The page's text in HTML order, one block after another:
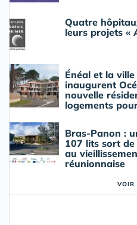
Quatre
leurs projets «
Énéal et la
inaugurent
nouvelle
logements
Bras-Panon :
107 lits sort
au
réunionnaise
VOIR